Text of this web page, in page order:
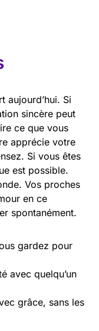
aujourd’hui. Si
sincère peut
ce que vous
apprécie votre
Si vous êtes
est possible.
Vos proches
en ce
spontanément.
gardez pour
avec quelqu’un
grâce, sans les